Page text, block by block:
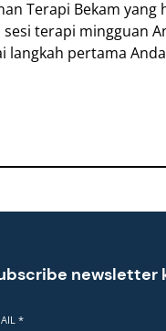
Terapi Bekam
terapi mingguan
langkah pertama
newsletter
*